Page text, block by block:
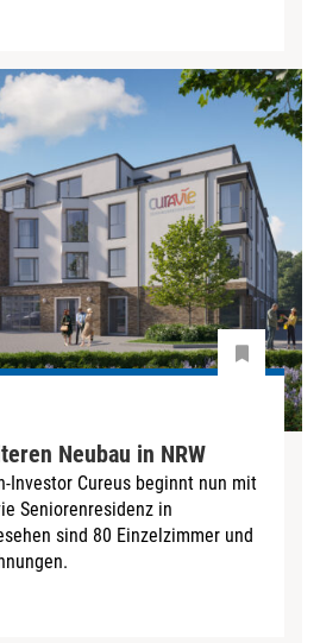
Neubau in NRW
Investor Cureus beginnt nun mit
Seniorenresidenz in
sind 80 Einzelzimmer und